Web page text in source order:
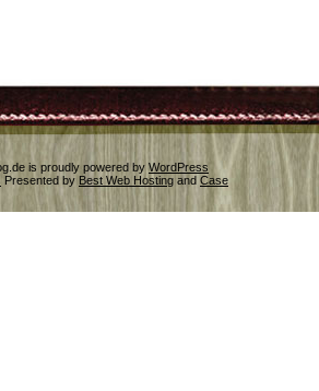
is proudly powered by WordPress
Presented by Best Web Hosting and Case